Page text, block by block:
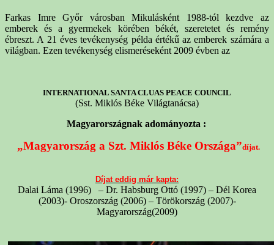
Farkas Imre Győr városban Mikulásként 1988-tól kezdve az
emberek és a gyermekek körében békét, szeretetet és remény
ébreszt. A 21 éves tevékenység példa értékű az emberek számára a
világban. Ezen tevékenység elismeréseként 2009 évben az
INTERNATIONAL SANTA CLUAS PEACE COUNCIL
(Sst. Miklós Béke Világtanácsa)
Magyarországnak adományozta :
„Magyarország a Szt. Miklós Béke Országa”díjat.
Díjat eddig már kapta:
Dalai Láma (1996) – Dr. Habsburg Ottó (1997) – Dél Korea
(2003)- Oroszország (2006) – Törökország (2007)-
Magyarország(2009)